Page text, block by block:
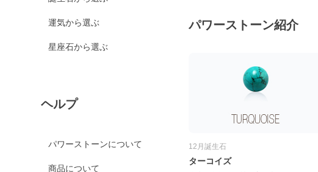
運気から選ぶ
星座石から選ぶ
ヘルプ
パワーストーンについて
商品について
パワーストーン紹介
12月誕生石
ターコイズ